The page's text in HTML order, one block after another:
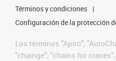
Términos y condiciones
Configuración de la protección
Los términos "Apiro",
"chainge", "chains for